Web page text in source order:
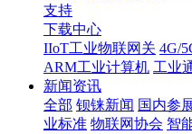
支持
下载中心
IIoT工业物联网关 4G/
ARM工业计算机 工业
新闻资讯
全部 钡铼新闻 国内参
业标准 物联网协会 智